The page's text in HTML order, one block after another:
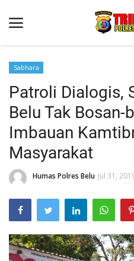
Beranda
Terms & Conditions
Reskrim
Binkam
Lantas
Polisi Kita
Mitra Polisi
Giat Ops
Sabhara
Patroli Dialogis,
Belu Tak Bosan-
Imbauan
Masyarakat
Humas Polres Belu Jul 31,